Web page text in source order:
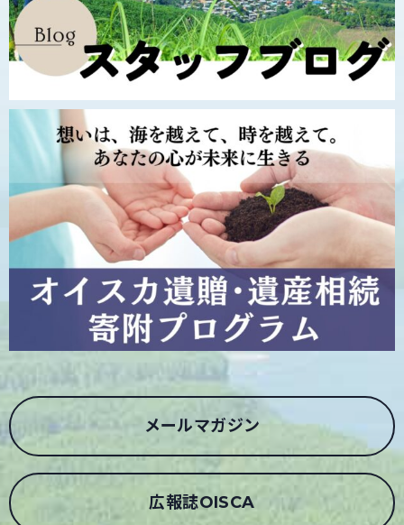
メールマガジン
広報誌OISCA